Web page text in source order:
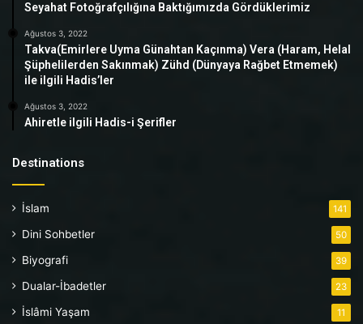
Seyahat Fotoğrafçılığına Baktığımızda Gördüklerimiz
Ağustos 3, 2022
Takva(Emirlere Uyma Günahtan Kaçınma) Vera (Haram, Helal
Şüphelilerden Sakınmak) Zühd (Dünyaya Rağbet Etmemek)
ile ilgili Hadis’ler
Ağustos 3, 2022
Ahiretle ilgili Hadis-i Şerifler
Destinations
İslam 141
Dini Sohbetler 50
Biyografi 39
Dualar-İbadetler 23
İslâmi Yaşam 11